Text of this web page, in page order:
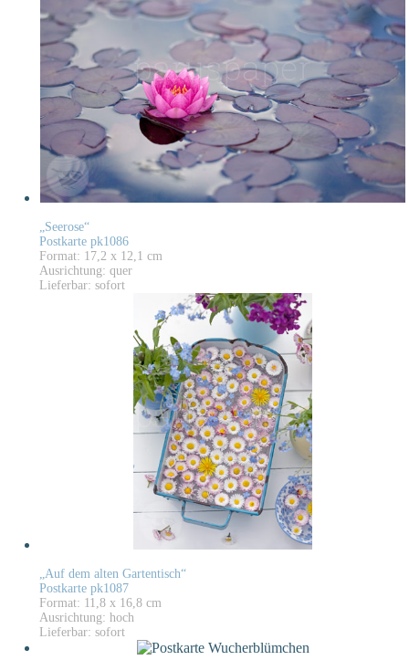
„Seerose“
Postkarte pk1086
Format: 17,2 x 12,1 cm
Ausrichtung: quer
Lieferbar: sofort
„Auf dem alten Gartentisch“
Postkarte pk1087
Format: 11,8 x 16,8 cm
Ausrichtung: hoch
Lieferbar: sofort